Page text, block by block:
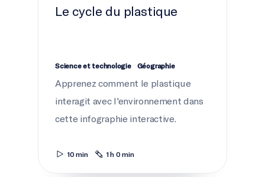
Le cycle du plastique
Science et technologie Géographie
Apprenez comment le plastique
interagit avec l'environnement dans
cette infographie interactive.
10 min 1 h 0 min